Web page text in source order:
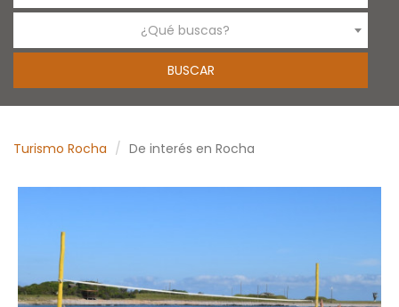
¿Qué buscas?
Turismo Rocha De interés en Rocha